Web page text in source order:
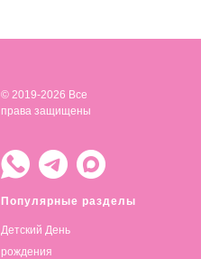
Популярные разделы
Детский День
рождения
© 2019-2026 Все
права защищены